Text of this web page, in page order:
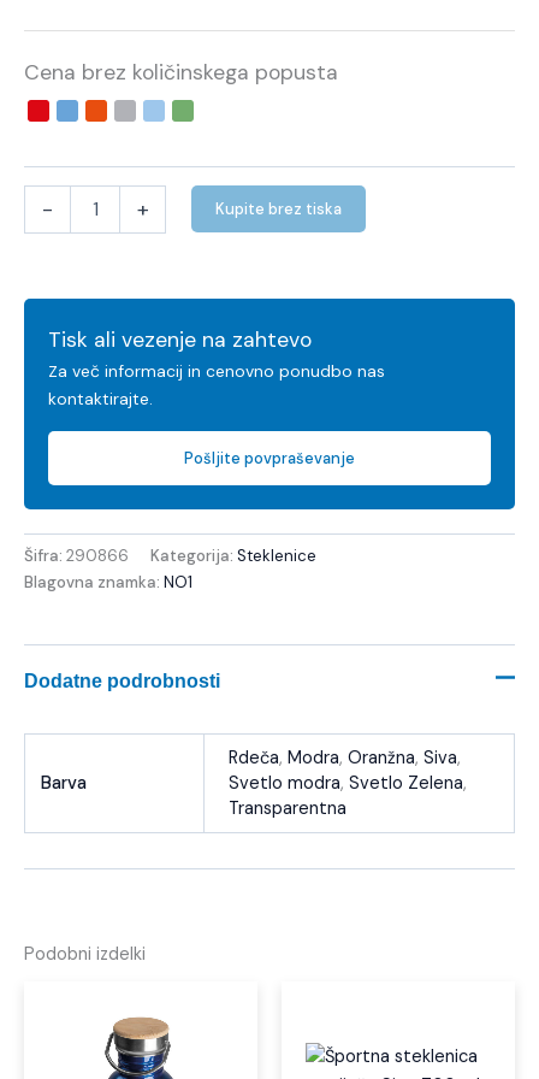
Cena brez količinskega popusta
- + Kupite brez tiska
Tisk ali vezenje na zahtevo
Za več informacij in cenovno ponudbo nas
kontaktirajte.
Pošljite povpraševanje
Šifra: 290866 Kategorija: Steklenice
Blagovna znamka: NO1
Dodatne podrobnosti
Barva
Rdeča, Modra, Oranžna, Siva,
Svetlo modra, Svetlo Zelena,
Transparentna
Podobni izdelki